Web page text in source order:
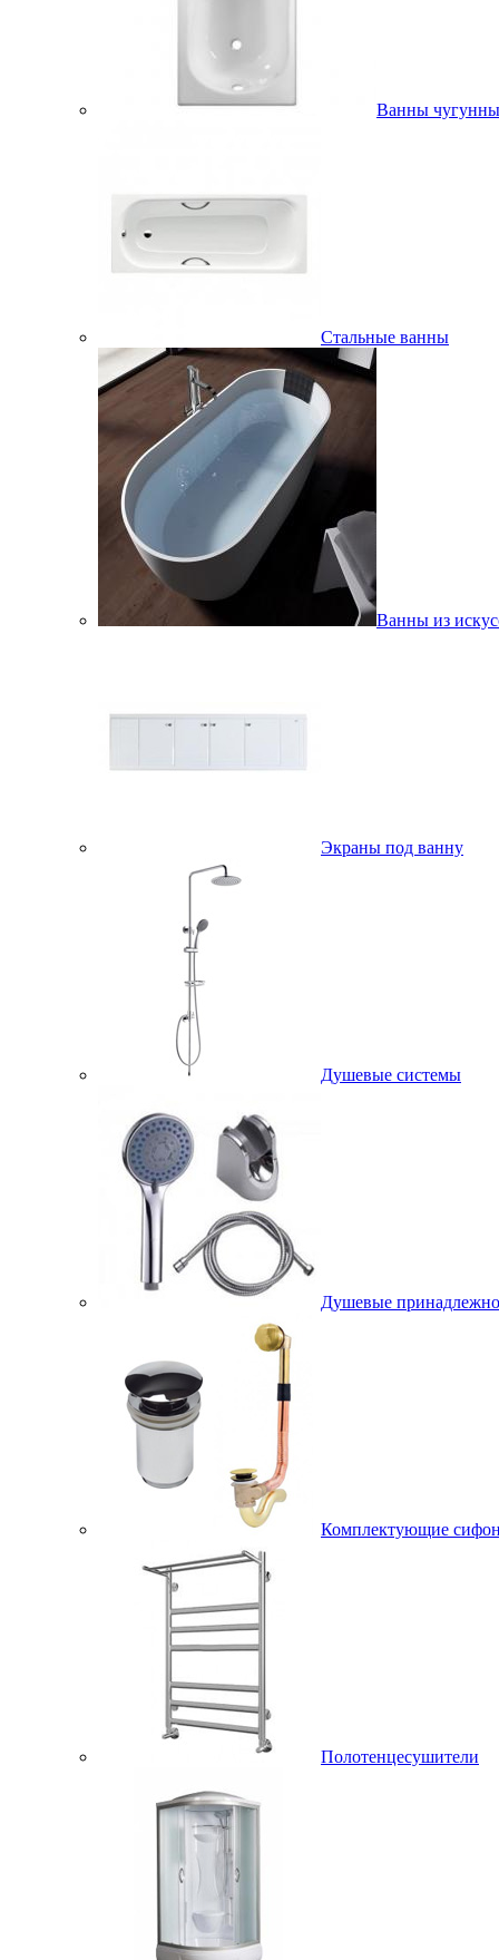
Ванны
Стальные ванны
Ванны из
Экраны под ванну
Душевые системы
Душевые
Комплектующие
Полотенцесушители